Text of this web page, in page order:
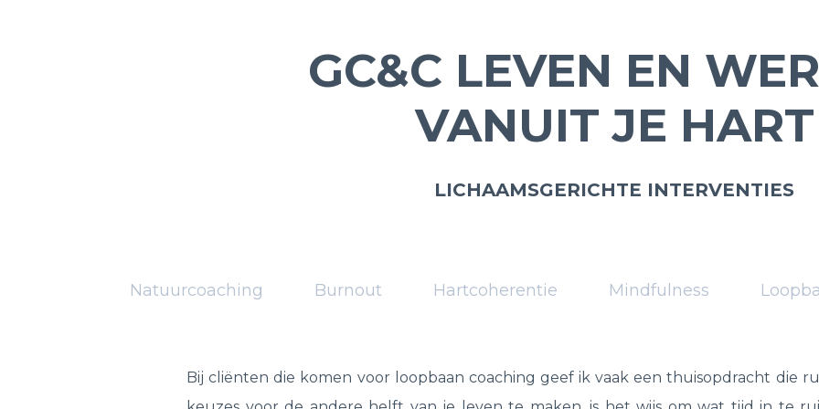
GC&C LEVEN EN
VANUIT JE HART
LICHAAMSGERICHTE INTERVENTIES
Natuurcoaching Burnout Hartcoherentie Mindfulness
Bij cliënten die komen voor loopbaan coaching geef ik vaak een thuisopdracht die